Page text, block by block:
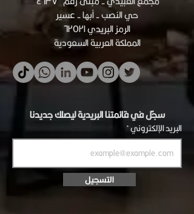
حي النصب - أبها - عسير
الرمز البريدي ٦٢٥٢١
المملكة العربية السعودية
سجّل في قائمتنا البريدية ليصلك جديدنا
البريد الإلكتروني
التسجيل